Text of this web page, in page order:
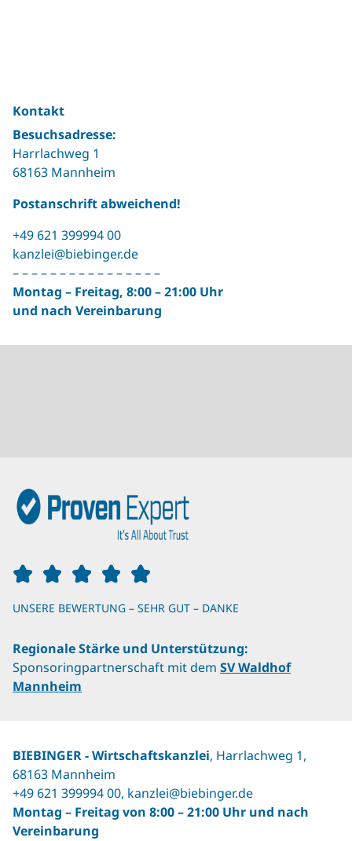
Kontakt
Besuchsadresse:
Harrlachweg 1
68163 Mannheim
Postanschrift abweichend!
+49 621 399994 00
kanzlei@biebinger.de
– – – – – – – – – – – – – – – –
Montag – Freitag, 8:00 – 21:00 Uhr
und nach Vereinbarung
UNSERE BEWERTUNG – SEHR GUT – DANKE
Regionale Stärke und Unterstützung:
Sponsoringpartnerschaft mit dem SV Waldhof
Mannheim
BIEBINGER ‐ Wirtschaftskanzlei, Harrlachweg 1,
68163 Mannheim
+49 621 399994 00, kanzlei@biebinger.de
Montag – Freitag von 8:00 – 21:00 Uhr und nach
Vereinbarung